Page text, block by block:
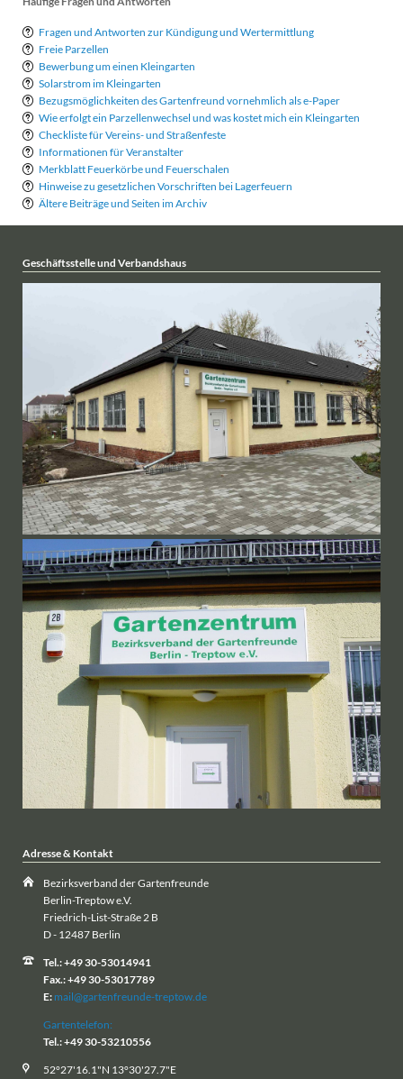
Fragen und Antworten zur Kündigung und Wertermittlung
Freie Parzellen
Bewerbung um einen Kleingarten
Solarstrom im Kleingarten
Bezugsmöglichkeiten des Gartenfreund vornehmlich als e-Paper
Wie erfolgt ein Parzellenwechsel und was kostet mich ein Kleingarten
Checkliste für Vereins- und Straßenfeste
Informationen für Veranstalter
Merkblatt Feuerkörbe und Feuerschalen
Hinweise zu gesetzlichen Vorschriften bei Lagerfeuern
Ältere Beiträge und Seiten im Archiv
Geschäftsstelle und Verbandshaus
Adresse & Kontakt
Bezirksverband der Gartenfreunde
Berlin-Treptow e.V.
Friedrich-List-Straße 2 B
D - 12487 Berlin
Tel.: +49 30-53014941
Fax.: +49 30-53017789
E: mail@gartenfreunde-treptow.de
Gartentelefon:
Tel.: +49 30-53210556
52°27'16.1"N 13°30'27.7"E